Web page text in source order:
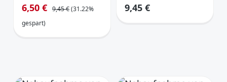
Verkaufspreis:
6,50 € Regulärer Preis:
9,45 €(31.22%
gespart)
Regulärer Preis:
9,45 €